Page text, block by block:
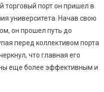
торговый порт он пришел в
университета. Начав свою
он прошел путь до
перед коллективом порта
что главная его
еще более эффективным и